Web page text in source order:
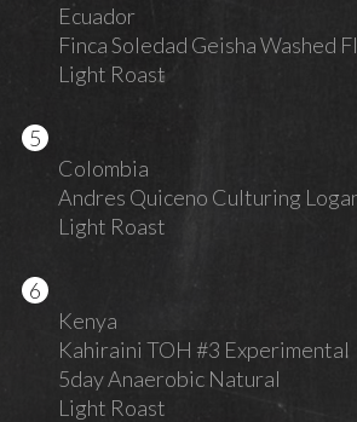
Ecuador
Finca Soledad Geisha Washed
Light Roast
Colombia
Andres Quiceno Culturing
Light Roast
Kenya
Kahiraini TOH #3 Experimental
5day Anaerobic Natural
Light Roast